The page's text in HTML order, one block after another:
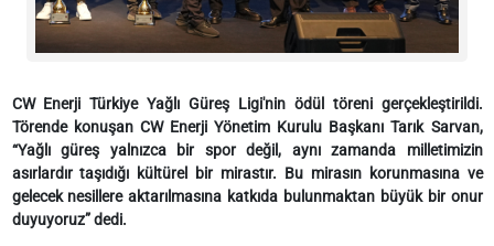
CW Enerji Türkiye Yağlı Güreş Ligi'nin ödül töreni gerçekleştirildi.
Törende konuşan CW Enerji Yönetim Kurulu Başkanı Tarık Sarvan,
“Yağlı güreş yalnızca bir spor değil, aynı zamanda milletimizin
asırlardır taşıdığı kültürel bir mirastır. Bu mirasın korunmasına ve
gelecek nesillere aktarılmasına katkıda bulunmaktan büyük bir onur
duyuyoruz” dedi.